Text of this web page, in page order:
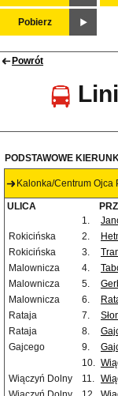
Pobierz
Powrót
PODSTAWOWE
Kalonka/Centrum Ojca
ULICA
1.
Rokicińska
2.
Rokicińska
3.
Malownicza
4.
Malownicza
5.
Malownicza
6.
Rataja
7.
Rataja
8.
Gajcego
9.
10.
Wiączyń Dolny
11.